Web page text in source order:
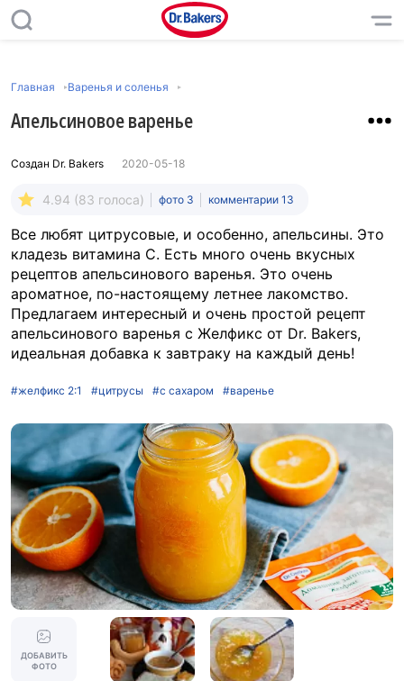
Главная Варенья и соленья
Апельсиновое варенье
Создан Dr. Bakers 2020-05-18
4.94 (83 голоса) фото 3 комментарии 13
Все любят цитрусовые, и особенно, апельсины. Это
кладезь витамина С. Есть много очень вкусных
рецептов апельсинового варенья. Это очень
ароматное, по-настоящему летнее лакомство.
Предлагаем интересный и очень простой рецепт
апельсинового варенья с Желфикс от Dr. Bakers,
идеальная добавка к завтраку на каждый день!
#желфикс 2:1 #цитрусы #с сахаром #варенье
ДОБАВИТЬ
ФОТО